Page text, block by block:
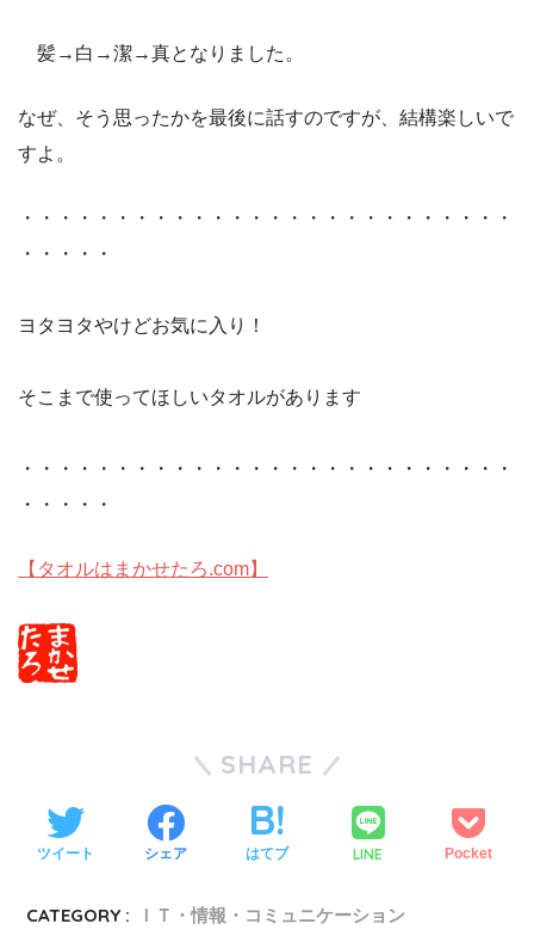
髪→白→潔→真となりました。
なぜ、そう思ったかを最後に話すのですが、結構楽しいで
すよ。
・・・・・・・・・・・・・・・・・・・・・・・・・・
・・・・・
ヨタヨタやけどお気に入り！
そこまで使ってほしいタオルがあります
・・・・・・・・・・・・・・・・・・・・・・・・・・
・・・・・
【タオルはまかせたろ.com】
SHARE
ツイート シェア はてブ LINE Pocket
CATEGORY : ＩＴ・情報・コミュニケーション